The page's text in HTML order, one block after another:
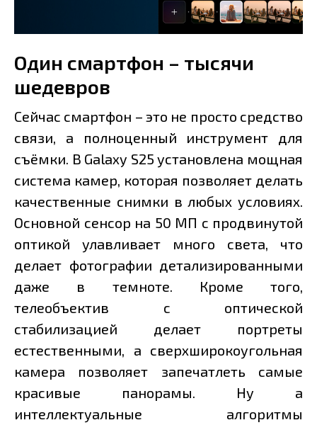
Один смартфон – тысячи
шедевров
Сейчас смартфон – это не просто средство
связи, а полноценный инструмент для
съёмки. В Galaxy S25 установлена мощная
система камер, которая позволяет делать
качественные снимки в любых условиях.
Основной сенсор на 50 МП с продвинутой
оптикой улавливает много света, что
делает фотографии детализированными
даже в темноте. Кроме того,
телеобъектив с оптической
стабилизацией делает портреты
естественными, а сверхширокоугольная
камера позволяет запечатлеть самые
красивые панорамы. Ну а
интеллектуальные алгоритмы